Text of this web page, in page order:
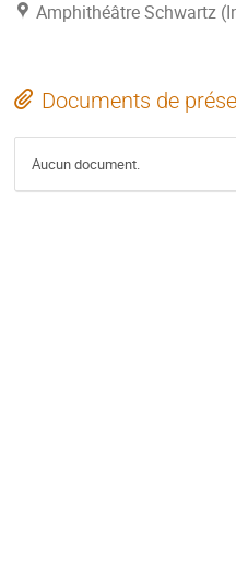
Amphithéâtre Schwartz
Documents de
Aucun document.